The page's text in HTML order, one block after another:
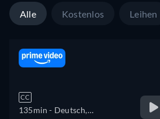
Alle Kostenlos Leihen
CC
135min - Deutsch,